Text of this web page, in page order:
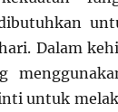
Dalam
untuk